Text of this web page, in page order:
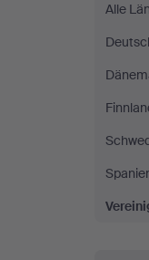
Alle